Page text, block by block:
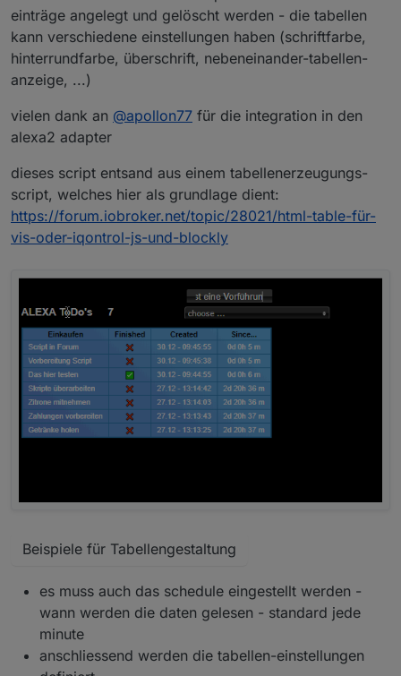
einträge angelegt und gelöscht werden - die tabellen
kann verschiedene einstellungen haben (schriftfarbe,
hinterrundfarbe, überschrift, nebeneinander-tabellen-
anzeige, ...)
vielen dank an @apollon77 für die integration in den
alexa2 adapter
dieses script entsand aus einem tabellenerzeugungs-
script, welches hier als grundlage dient:
https://forum.iobroker.net/topic/28021/html-table-für-
vis-oder-iqontrol-js-und-blockly
Beispiele für Tabellengestaltung
es muss auch das schedule eingestellt werden -
wann werden die daten gelesen - standard jede
minute
anschliessend werden die tabellen-einstellungen